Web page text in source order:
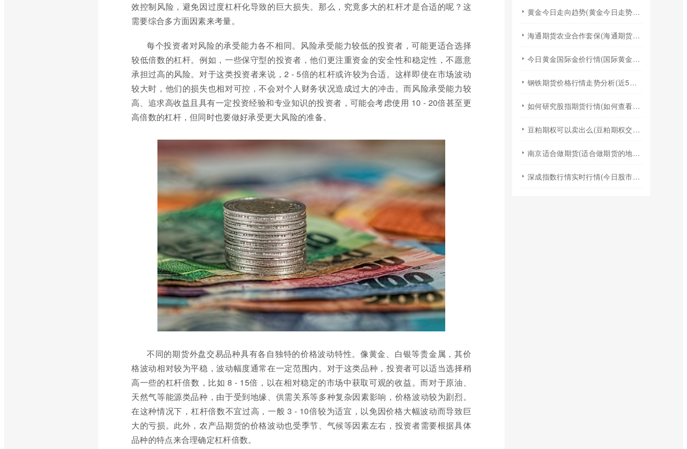
效控制风险，避免因过度杠杆化导致的巨大损失。那么，究竟多大的杠杆才是合适的呢？这
需要综合多方面因素来考量。
每个投资者对风险的承受能力各不相同。风险承受能力较低的投资者，可能更适合选择
较低倍数的杠杆。例如，一些保守型的投资者，他们更注重资金的安全性和稳定性，不愿意
承担过高的风险。对于这类投资者来说，2 - 5倍的杠杆或许较为合适。这样即使在市场波动
较大时，他们的损失也相对可控，不会对个人财务状况造成过大的冲击。而风险承受能力较
高、追求高收益且具有一定投资经验和专业知识的投资者，可能会考虑使用 10 - 20倍甚至更
高倍数的杠杆，但同时也要做好承受更大风险的准备。
不同的期货外盘交易品种具有各自独特的价格波动特性。像黄金、白银等贵金属，其价
格波动相对较为平稳，波动幅度通常在一定范围内。对于这类品种，投资者可以适当选择稍
高一些的杠杆倍数，比如 8 - 15倍，以在相对稳定的市场中获取可观的收益。而对于原油、
天然气等能源类品种，由于受到地缘、供需关系等多种复杂因素影响，价格波动较为剧烈。
在这种情况下，杠杆倍数不宜过高，一般 3 - 10倍较为适宜，以免因价格大幅波动而导致巨
大的亏损。此外，农产品期货的价格波动也受季节、气候等因素左右，投资者需要根据具体
品种的特点来合理确定杠杆倍数。
黄金今日走向趋势(黄金今日走势分析建议)
海通期货农业合作套保(海通期货2024年棉花年报)
今日黄金国际金价行情(国际黄金实时行情今日国际金价)
钢铁期货价格行情走势分析(近5年钢铁期货行情走势图)
如何研究股指期货行情(如何查看股指期货行情)
豆粕期权可以卖出么(豆粕期权交易规则)
南京适合做期货(适合做期货的地方)
深成指数行情实时行情(今日股市行情大盘指数实时行情)